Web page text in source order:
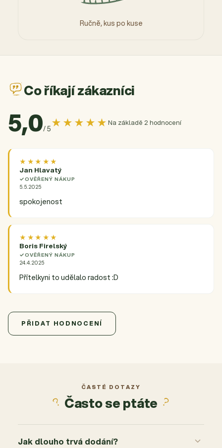
Ručně, kus po kuse
Co říkají zákazníci
5,0/ 5★★★★★Na základě 2 hodnocení
★★★★★
Jan Hlavatý
OVĚŘENÝ NÁKUP
5.5.2025
spokojenost
★★★★★
Boris Firelský
OVĚŘENÝ NÁKUP
24.4.2025
Přítelkyni to udělalo radost :D
5,0Průměrné hodnocení produktu je 5,0 z 5 hvězdiček.
2 hodnocení
PŘIDAT HODNOCENÍ
ČASTÉ DOTAZY
Často se ptáte
Jak dlouho trvá dodání?